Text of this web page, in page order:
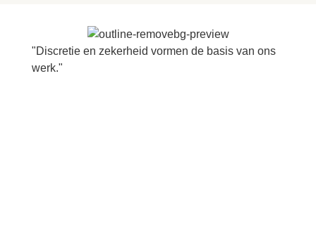
"Discretie en zekerheid vormen de basis van ons
werk."